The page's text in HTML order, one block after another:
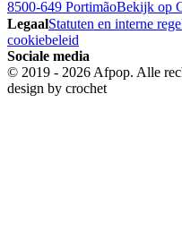
8500-649 PortimãoBekijk op
LegaalStatuten en interne
cookiebeleid
Sociale media
© 2019 - 2026 Afpop. Alle
design by crochet